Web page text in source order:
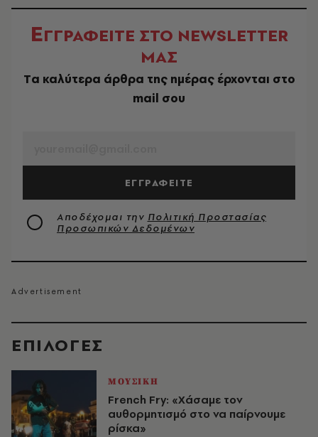
EΠΙΛΟΓΈΣ
ΜΟΥΣΙΚΗ
French Fry: «Χάσαμε τον
αυθορμητισμό στο να παίρνουμε
ρίσκα»
ΕΓΓΡΑΦΕΙΤΕ ΣΤΟ NEWSLETTER
ΜΑΣ
Tα καλύτερα άρθρα της ημέρας έρχονται στο
mail σου
ΕΓΓΡΑΦΕΙΤΕ
Αποδέχομαι την Πολιτική Προστασίας
Προσωπικών Δεδομένων